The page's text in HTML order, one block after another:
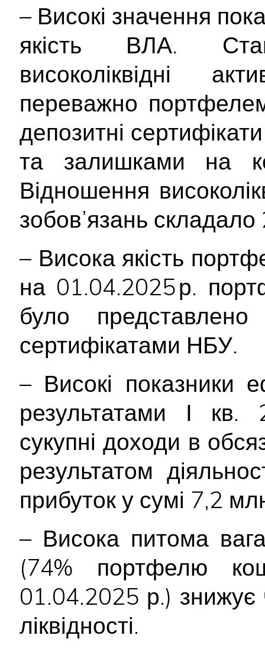
– Високі значення
якість ВЛА.
високоліквідні
переважно
депозитні
та залишками на
Відношення
зобов’язань
– Висока якість
на 01.04.2025 р.
було
сертифікатами НБУ.
– Високі показники
результатами І
сукупні доходи в
результатом
прибуток у сумі 7,2
– Висока питома вага
(74% портфелю
01.04.2025 р.) знижує
ліквідності.